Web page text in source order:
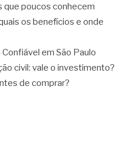
que poucos conhecem
os benefícios e onde
em São Paulo
civil: vale o investimento?
de comprar?